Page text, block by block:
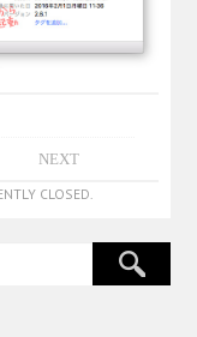
NEXT
CLOSED.